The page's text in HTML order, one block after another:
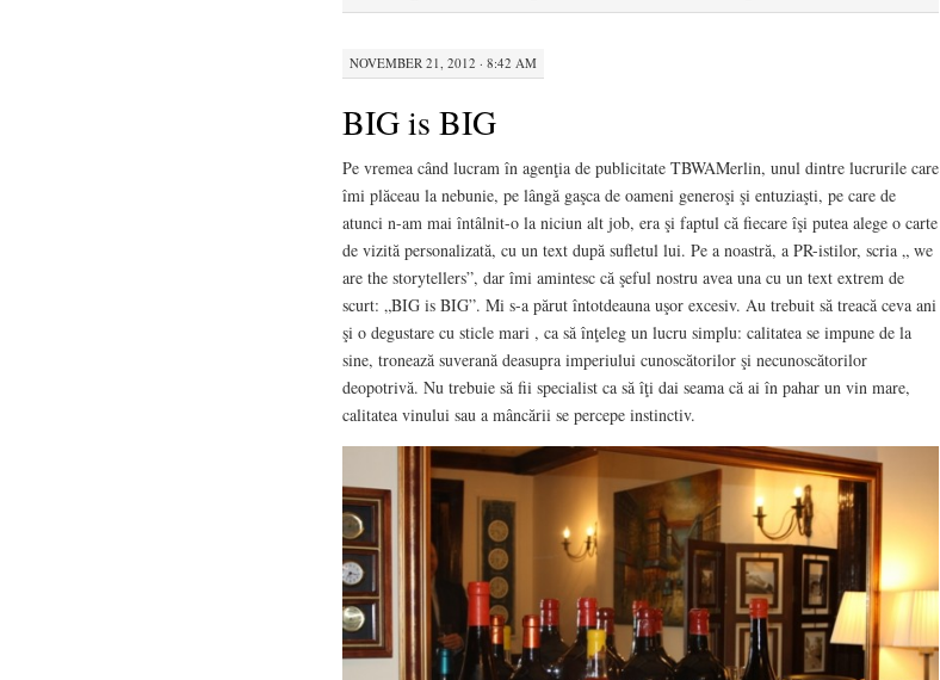
NOVEMBER 21, 2012 · 8:42 AM
BIG is BIG
Pe vremea când lucram în agenţia de publicitate TBWAMerlin, unul dintre lucrurile care
îmi plăceau la nebunie, pe lângă gaşca de oameni generoşi şi entuziaşti, pe care de
atunci n-am mai întâlnit-o la niciun alt job, era şi faptul că fiecare îşi putea alege o carte
de vizită personalizată, cu un text după sufletul lui. Pe a noastră, a PR-istilor, scria „ we
are the storytellers”, dar îmi amintesc că şeful nostru avea una cu un text extrem de
scurt: „BIG is BIG”. Mi s-a părut întotdeauna uşor excesiv. Au trebuit să treacă ceva ani
şi o degustare cu sticle mari , ca să înţeleg un lucru simplu: calitatea se impune de la
sine, tronează suverană deasupra imperiului cunoscătorilor şi necunoscătorilor
deopotrivă. Nu trebuie să fii specialist ca să îţi dai seama că ai în pahar un vin mare,
calitatea vinului sau a mâncării se percepe instinctiv.